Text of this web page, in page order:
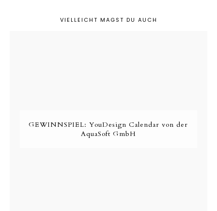
VIELLEICHT MAGST DU AUCH
GEWINNSPIEL: YouDesign Calendar von der
AquaSoft GmbH